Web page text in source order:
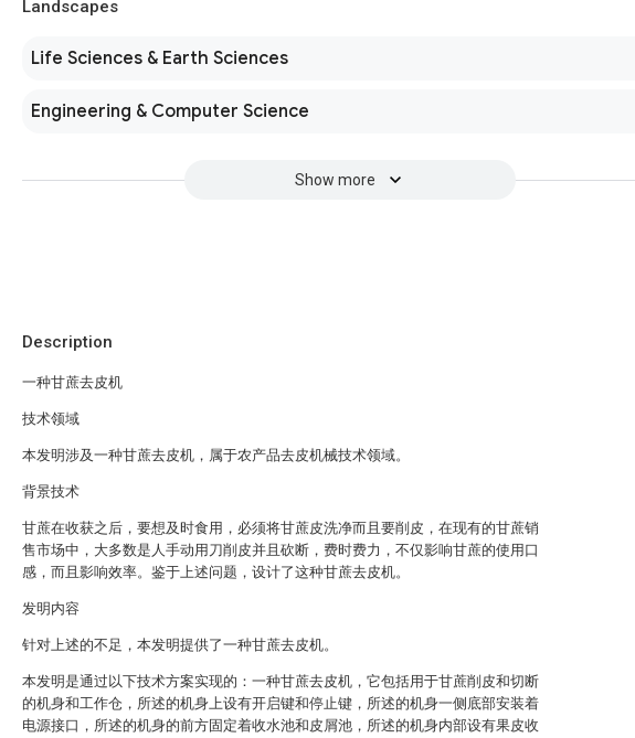
Landscapes
Life Sciences & Earth Sciences
Engineering & Computer Science
Show more
Description
一种甘蔗去皮机
技术领域
本发明涉及一种甘蔗去皮机，属于农产品去皮机械技术领域。
背景技术
甘蔗在收获之后，要想及时食用，必须将甘蔗皮洗净而且要削皮，在现有的甘蔗销
售市场中，大多数是人手动用刀削皮并且砍断，费时费力，不仅影响甘蔗的使用口
感，而且影响效率。鉴于上述问题，设计了这种甘蔗去皮机。
发明内容
针对上述的不足，本发明提供了一种甘蔗去皮机。
本发明是通过以下技术方案实现的：一种甘蔗去皮机，它包括用于甘蔗削皮和切断
的机身和工作仓，所述的机身上设有开启键和停止键，所述的机身一侧底部安装着
电源接口，所述的机身的前方固定着收水池和皮屑池，所述的机身内部设有果皮收